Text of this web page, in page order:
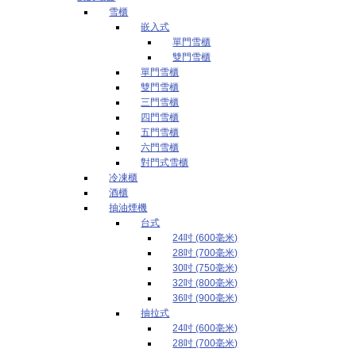
雪櫃
嵌入式
單門雪櫃
雙門雪櫃
單門雪櫃
雙門雪櫃
三門雪櫃
四門雪櫃
五門雪櫃
六門雪櫃
對門式雪櫃
冷凍櫃
酒櫃
抽油煙機
台式
24吋 (600毫米)
28吋 (700毫米)
30吋 (750毫米)
32吋 (800毫米)
36吋 (900毫米)
抽拉式
24吋 (600毫米)
28吋 (700毫米)